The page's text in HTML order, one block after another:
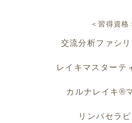
＜習得資格
交流分析ファシ
レイキマスターテ
カルナレイキ®️
リンパセラピ